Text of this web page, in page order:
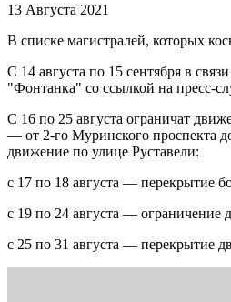
13 Августа 2021
В списке магистралей, которых
С 14 августа по 15 сентября в
"Фонтанка" со ссылкой на пресс-
С 16 по 25 августа ограничат
— от 2-го Муринского проспекта
движение по улице Руставели:
с 17 по 18 августа — перекрытие
с 19 по 24 августа — ограничение
с 25 по 31 августа — перекрытие